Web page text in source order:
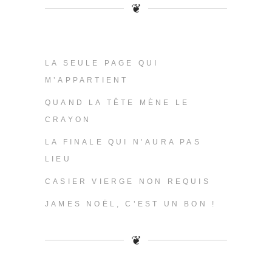
❦
LA SEULE PAGE QUI
M’APPARTIENT
QUAND LA TÊTE MÈNE LE
CRAYON
LA FINALE QUI N’AURA PAS
LIEU
CASIER VIERGE NON REQUIS
JAMES NOËL, C’EST UN BON !
❦